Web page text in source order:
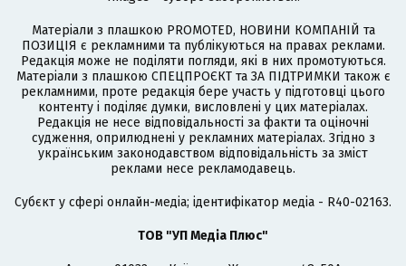
Матеріали з плашкою PROMOTED, НОВИНИ КОМПАНІЙ та
ПОЗИЦІЯ є рекламними та публікуються на правах реклами.
Редакція може не поділяти погляди, які в них промотуються.
Матеріали з плашкою СПЕЦПРОЄКТ та ЗА ПІДТРИМКИ також є
рекламними, проте редакція бере участь у підготовці цього
контенту і поділяє думки, висловлені у цих матеріалах.
Редакція не несе відповідальності за факти та оціночні
судження, оприлюднені у рекламних матеріалах. Згідно з
українським законодавством відповідальність за зміст
реклами несе рекламодавець.
Cубєкт у сфері онлайн-медіа; ідентифікатор медіа - R40-02163.
ТОВ "УП Медіа Плюс"